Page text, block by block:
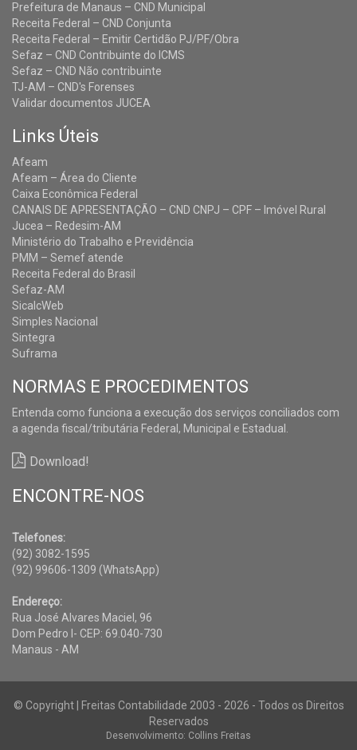
Prefeitura de Manaus – CND Municipal
Receita Federal – CND Conjunta
Receita Federal – Emitir Certidão PJ/PF/Obra
Sefaz – CND Contribuinte do ICMS
Sefaz – CND Não contribuinte
TJ-AM – CND's Forenses
Validar documentos JUCEA
Links Úteis
Afeam
Afeam – Área do Cliente
Caixa Econômica Federal
CANAIS DE APRESENTAÇÃO – CND CNPJ – CPF – Imóvel Rural
Jucea – Redesim-AM
Ministério do Trabalho e Previdência
PMM – Semef atende
Receita Federal do Brasil
Sefaz-AM
SicalcWeb
Simples Nacional
Sintegra
Suframa
NORMAS E PROCEDIMENTOS
Entenda como funciona a execução dos serviços conciliados com
a agenda fiscal/tributária Federal, Municipal e Estadual.
Download!
ENCONTRE-NOS
Telefones:
(92) 3082-1595
(92) 99606-1309 (WhatsApp)
Endereço:
Rua José Alvares Maciel, 96
Dom Pedro I- CEP: 69.040-730
Manaus - AM
© Copyright | Freitas Contabilidade 2003 - 2026 - Todos os Direitos
Reservados
Desenvolvimento: Collins Freitas